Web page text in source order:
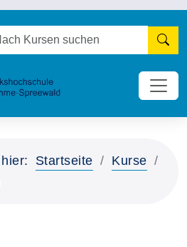
Startseite
Kurse